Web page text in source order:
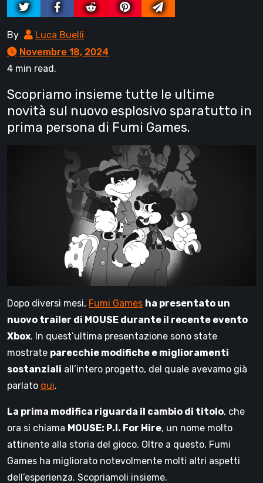
By
Luca Buelli
Novembre 18, 2024
4 min read.
Scopriamo insieme tutte le ultime
novità sul nuovo esplosivo sparatutto in
prima persona di Fumi Games.
Dopo diversi mesi, Fumi Games ha presentato un
nuovo trailer di MOUSE durante il recente evento
Xbox. In quest’ultima presentazione sono state
mostrate parecchie modifiche e miglioramenti
sostanziali all’intero progetto, del quale avevamo già
parlato qui.
La prima modifica riguarda il cambio di titolo, che
ora si chiama MOUSE: P.I. For Hire, un nome molto
attinente alla storia del gioco. Oltre a questo, Fumi
Games ha migliorato notevolmente molti altri aspetti
dell’esperienza. Scopriamoli insieme.